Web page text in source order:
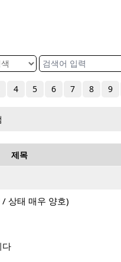
4 5 6 7 8 9
제목
상태 매우 양호)
다